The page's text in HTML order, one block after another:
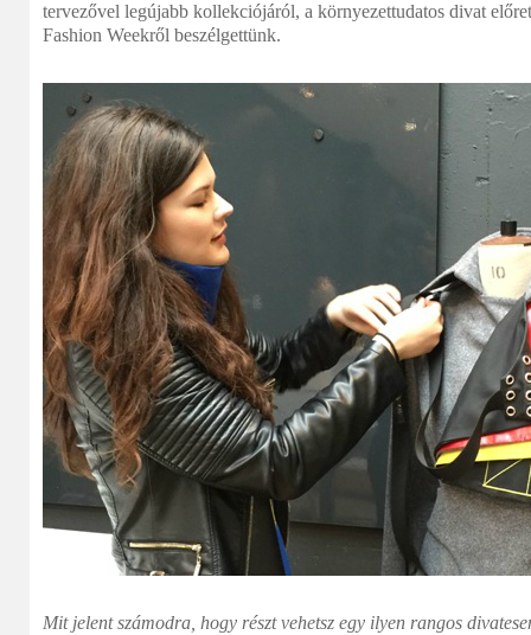
tervezővel legújabb kollekciójáról, a környezettudatos divat
Fashion Weekről beszélgettünk.
Mit jelent számodra, hogy részt vehetsz egy ilyen rangos